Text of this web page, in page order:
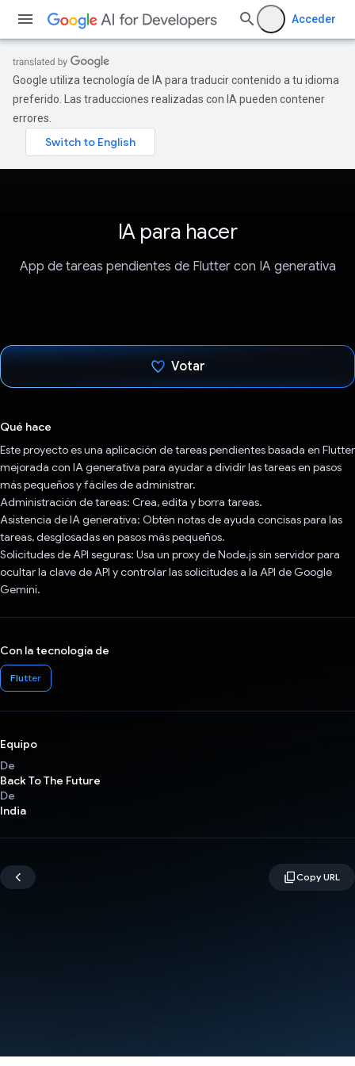
Acceder
Google utiliza tecnología de IA para traducir contenido a tu idioma
preferido. Las traducciones realizadas con IA pueden contener
errores.
IA para hacer
App de tareas pendientes de Flutter con IA generativa
Votar
Qué hace
Este proyecto es una aplicación de tareas pendientes basada en Flutter
mejorada con IA generativa para ayudar a dividir las tareas en pasos
más pequeños y fáciles de administrar.
Administración de tareas: Crea, edita y borra tareas.
Asistencia de IA generativa: Obtén notas de ayuda concisas para las
tareas, desglosadas en pasos más pequeños.
Solicitudes de API seguras: Usa un proxy de Node.js sin servidor para
ocultar la clave de API y controlar las solicitudes a la API de Google
Gemini.
Con la tecnología de
Flutter
Equipo
De
Back To The Future
De
India